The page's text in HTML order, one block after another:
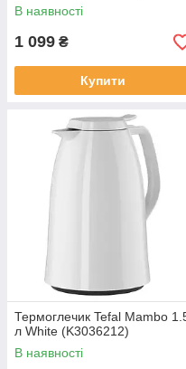
В наявності
1 099 ₴
Купити
Термоглечик Tefal Mambo
л White (K3036212)
В наявності